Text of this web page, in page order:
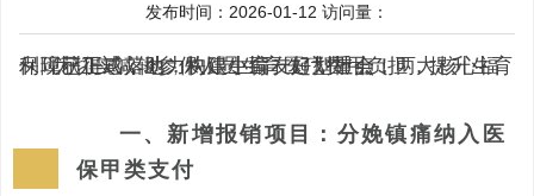
发布时间：2026-01-12 访问量：
为切实减轻参保人员生育医疗费用负担，提升生育保障获得感，助力构建生育友好型社会，两大核心福利现已正式落地，快跟小编一起划重点！
一、新增报销项目： 分娩镇痛纳入医
保甲类支付